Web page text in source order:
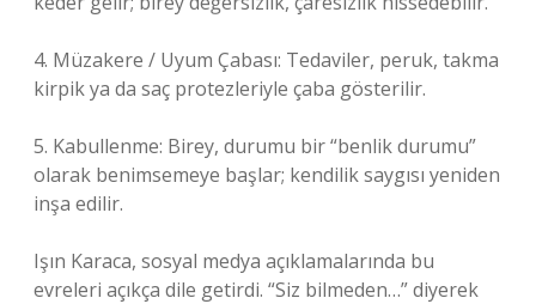
4. Müzakere / Uyum Çabası: Tedaviler, peruk, takma
kirpik ya da saç protezleriyle çaba gösterilir.
5. Kabullenme: Birey, durumu bir “benlik durumu”
olarak benimsemeye başlar; kendilik saygısı yeniden
inşa edilir.
Işın Karaca, sosyal medya açıklamalarında bu
evreleri açıkça dile getirdi. “Siz bilmeden…” diyerek